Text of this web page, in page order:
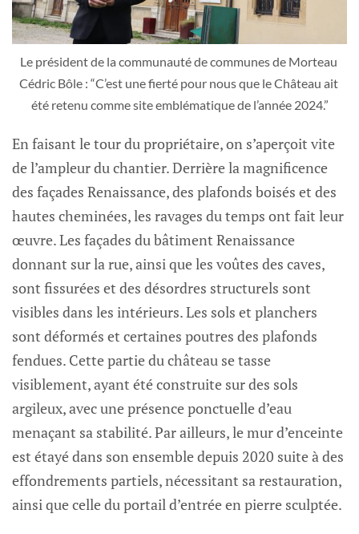
Le président de la communauté de communes de Morteau
Cédric Bôle : “C’est une fierté pour nous que le Château ait
été retenu comme site emblématique de l’année 2024.”
En faisant le tour du propriétaire, on s’aperçoit vite
de l’ampleur du chantier. Derrière la magnificence
des façades Renaissance, des plafonds boisés et des
hautes cheminées, les ravages du temps ont fait leur
œuvre. Les façades du bâtiment Renaissance
donnant sur la rue, ainsi que les voûtes des caves,
sont fissurées et des désordres structurels sont
visibles dans les intérieurs. Les sols et planchers
sont déformés et certaines poutres des plafonds
fendues. Cette partie du château se tasse
visiblement, ayant été construite sur des sols
argileux, avec une présence ponctuelle d’eau
menaçant sa stabilité. Par ailleurs, le mur d’enceinte
est étayé dans son ensemble depuis 2020 suite à des
effondrements partiels, nécessitant sa restauration,
ainsi que celle du portail d’entrée en pierre sculptée.